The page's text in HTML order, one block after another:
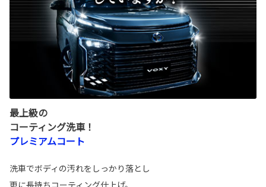
最上級の
コーティング洗車！
プレミアムコート
洗車でボディの汚れをしっかり落とし
更に長持ちコーティング仕上げ。